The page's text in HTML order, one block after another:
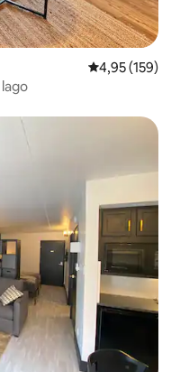
4,95 de uma
4,95 (159)